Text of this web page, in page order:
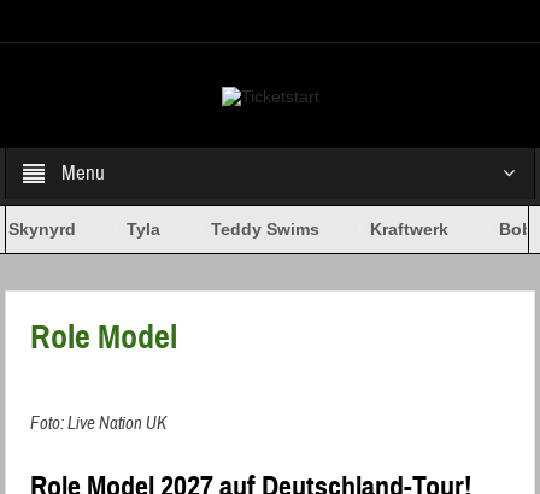
Menu
Tyla Teddy Swims Kraftwerk Bob
Role Model
Foto: Live Nation UK